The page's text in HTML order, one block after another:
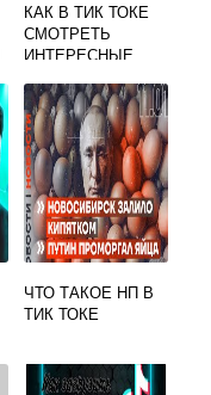
КАК В ТИК ТОКЕ
СМОТРЕТЬ
ИНТЕРЕСНЫЕ
РЕГИСТРАЦИИ
ЧТО ТАКОЕ НП В
ТИК ТОКЕ